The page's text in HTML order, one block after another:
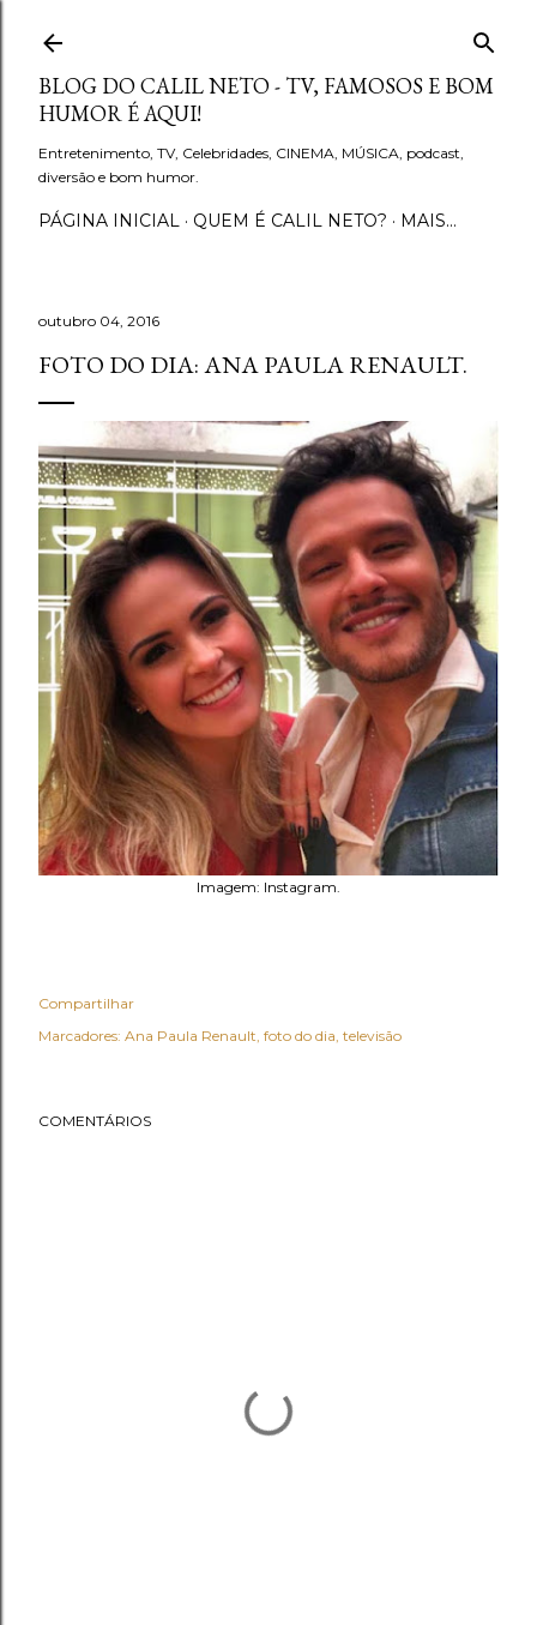
Pular para o conteúdo principal
BLOG DO CALIL NETO - TV, FAMOSOS E BOM
HUMOR É AQUI!
Entretenimento, TV, Celebridades, CINEMA, MÚSICA, podcast,
diversão e bom humor.
PÁGINA INICIAL QUEM É CALIL NETO? MAIS…
outubro 04, 2016
FOTO DO DIA: ANA PAULA RENAULT.
Imagem: Instagram.
Compartilhar
Marcadores: Ana Paula Renault foto do dia televisão
COMENTÁRIOS